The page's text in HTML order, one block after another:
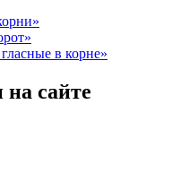
в корне»
сайте